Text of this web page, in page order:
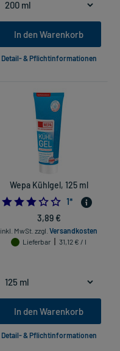
In den Warenkorb
Detail- & Pflichtinformationen
Wepa Kühlgel, 125 ml
3.0
1*
3,89 €
inkl. MwSt. zzgl. Versandkosten
Lieferbar
31,12 € / l
In den Warenkorb
Detail- & Pflichtinformationen